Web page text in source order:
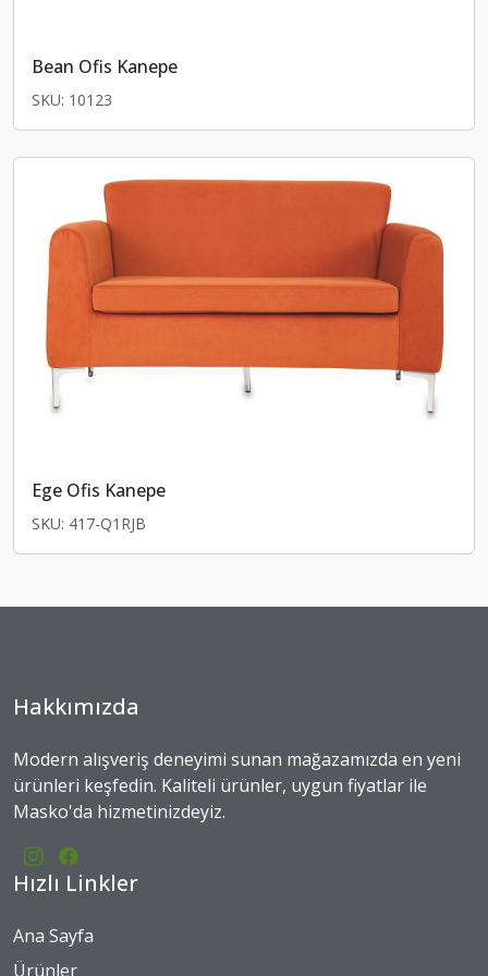
Bean Ofis Kanepe
SKU: 10123
Ege Ofis Kanepe
SKU: 417-Q1RJB
Hakkımızda
Modern alışveriş deneyimi sunan mağazamızda en yeni
ürünleri keşfedin. Kaliteli ürünler, uygun fiyatlar ile
Masko'da hizmetinizdeyiz.
Hızlı Linkler
Ana Sayfa
Ürünler